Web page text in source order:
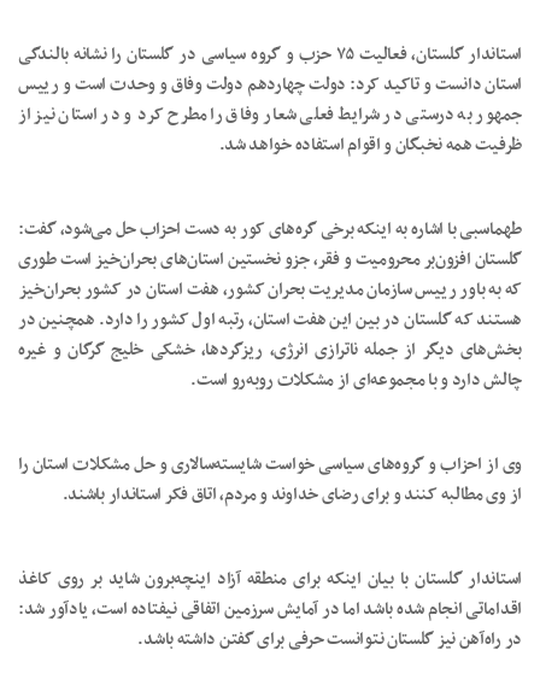
استاندار گلستان، فعالیت ۷۵ حزب و گروه سیاسی در گلستان را نشانه بالندگی
استان دانست و تاکید کرد: دولت چهاردهم دولت وفاق و وحدت است و رییس
جمهور به درستی در شرایط فعلی شعار وفاق را مطرح کرد و در استان نیز از
ظرفیت همه نخبگان و اقوام استفاده خواهد شد.
طهماسبی با اشاره به اینکه برخی گره‌های کور به دست احزاب حل می‌شود، گفت:
گلستان افزون‌بر محرومیت و فقر، جزو نخستین استان‌های بحران‌خیز است طوری
که به باور رییس سازمان مدیریت بحران کشور، هفت استان در کشور بحران‌خیز
هستند که گلستان در بین این هفت استان، رتبه اول کشور را دارد. همچنین در
بخش‌های دیگر از جمله ناترازی انرژی، ریزگردها، خشکی خلیج گرگان و غیره
چالش دارد و با مجموعه‌ای از مشکلات روبه‌رو است.
وی از احزاب و گروه‌های سیاسی خواست شایسته‌سالاری و حل مشکلات استان را
از وی مطالبه کنند و برای رضای خداوند و مردم، اتاق فکر استاندار باشند.
استاندار گلستان با بیان اینکه برای منطقه آزاد اینچه‌برون شاید بر روی کاغذ
اقداماتی انجام شده باشد اما در آمایش سرزمین اتفاقی نیفتاده است، یادآور شد:
در راه‌آهن نیز گلستان نتوانست حرفی برای گفتن داشته باشد.